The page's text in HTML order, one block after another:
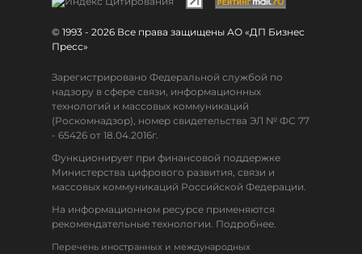
© 1993 - 2026 Все права защищены АО «ДП Бизнес
Пресс»
Зарегистрировано Федеральной службой по
надзору в сфере связи, информационных
технологий и массовых коммуникаций
(Роскомнадзор), номер свидетельства ЭЛ № ФС 77
- 65426 от 18.04.2016г.
Функционирует при финансовой поддержке
Министерства цифрового развития, связи и
массовых коммуникаций Российской Федерации.
На информационном ресурсе применяются
рекомендательные технологии. Подробнее.
Перечень иностранных и международных